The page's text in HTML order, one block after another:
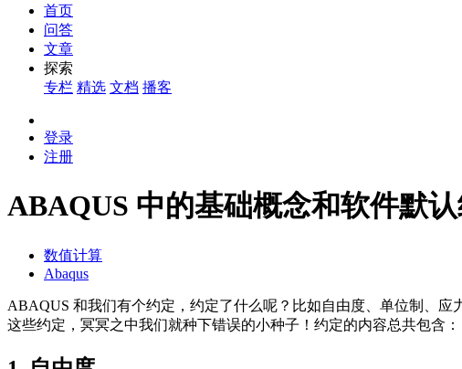
首页
问答
文章
探索
专栏 精选 文档 播客
登录
注册
ABAQUS 中的基础概念和软件默
数值计算
Abaqus
ABAQUS 和我们有个约定，约定了什么呢？比如自由度、单位制、应
这些约定，冥冥之中我们就种下错误的小种子！约定的内容总共包含